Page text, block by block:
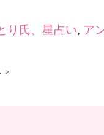
り氏、星占い, ア
＞